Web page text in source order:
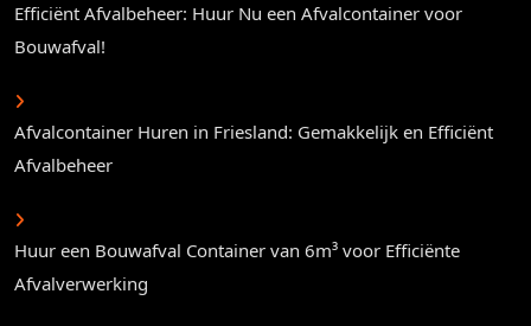
Efficiënt Afvalbeheer: Huur Nu een Afvalcontainer voor
Bouwafval!
Afvalcontainer Huren in Friesland: Gemakkelijk en Efficiënt
Afvalbeheer
Huur een Bouwafval Container van 6m³ voor Efficiënte
Afvalverwerking